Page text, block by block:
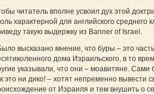
читатель вполне усвоил дух этой
характерной для английского среднего
такую выдержку из Banner of Israel.
высказано мнение, что буры – это часть
дома Израильского, в то
указывали, что они – моа­ви­тяне. Сами
это ни дико! – хотят непременно вывести
от Израиля и тем внушить о